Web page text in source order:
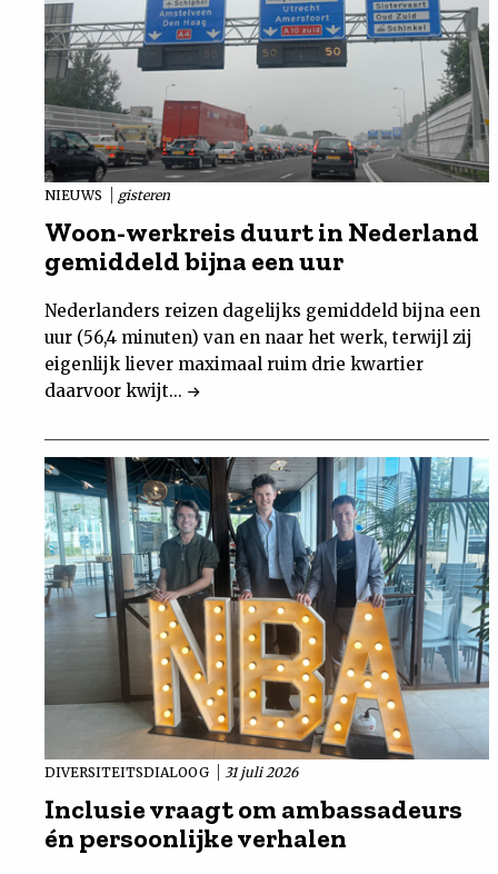
Podcast
Dossiers
Nieuwsbrief
NIEUWS gisteren
Woon-werkreis duurt in Nederland
gemiddeld bijna een uur
Nederlanders reizen dagelijks gemiddeld bijna een
uur (56,4 minuten) van en naar het werk, terwijl zij
eigenlijk liever maximaal ruim drie kwartier
daarvoor kwijt...
DIVERSITEITSDIALOOG 31 juli 2026
Inclusie vraagt om ambassadeurs
én persoonlijke verhalen